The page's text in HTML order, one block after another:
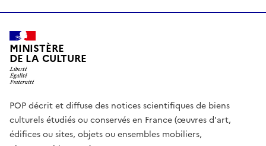
MINISTÈRE
DE LA CULTURE
POP décrit et diffuse des notices scientifiques de biens
culturels étudiés ou conservés en France (œuvres d'art,
édifices ou sites, objets ou ensembles mobiliers,